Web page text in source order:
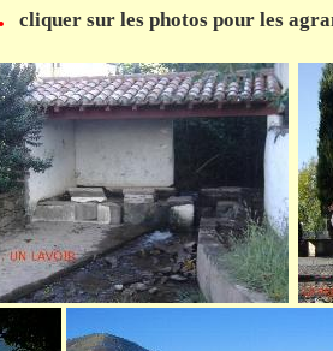
cliquer sur les photos pour les